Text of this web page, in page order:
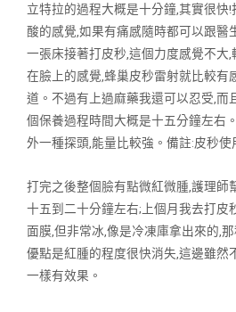
立特拉的過程大概是十分鐘,其實很快
酸的感覺,如果有痛感隨時都可以跟醫
一張床接著打皮秒,這個力度感覺不大
在臉上的感覺,蜂巢皮秒雷射就比較有
道。不過有上過麻藥我還可以忍受,而
個保養過程時間大概是十五分鐘左右
外一種探頭,能量比較強。備註:皮秒使
打完之後整個臉有點微紅微腫,護理師
十五到二十分鐘左右;上個月我去打皮
面膜,但非常冰,像是冷凍庫拿出來的,
優點是紅腫的程度很快消失,這邊雖然
一樣有效果。